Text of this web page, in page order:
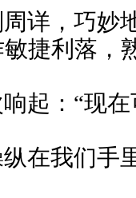
详，巧妙
捷利落，
起：“现
在我们手